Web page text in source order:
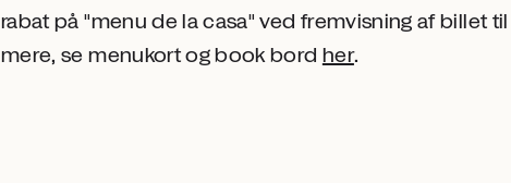
rabat på "menu de la casa" ved fremvisning af billet
mere, se menukort og book bord her.